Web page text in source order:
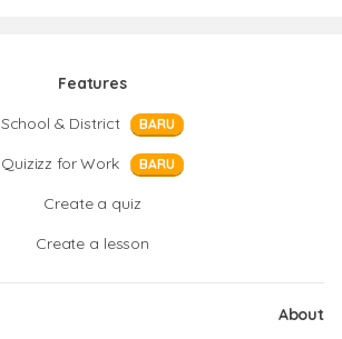
Features
School & District
BARU
Quizizz for Work BARU
Create a quiz
Create a lesson
About